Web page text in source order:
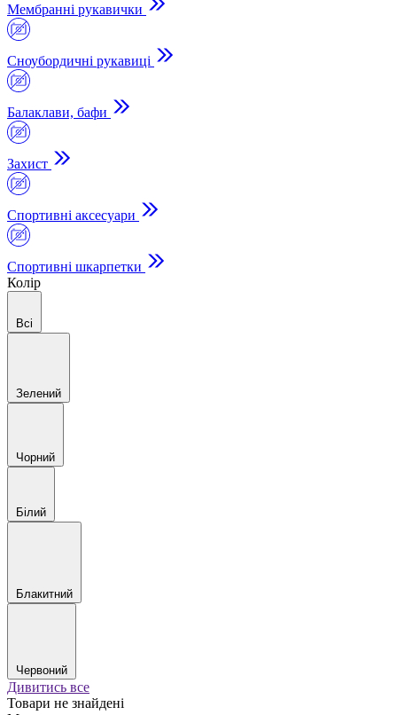
Мембранні рукавички
Сноубордичні рукавиці
Балаклави, бафи
Захист
Спортивні аксесуари
Спортивні шкарпетки
Колір
Всі
Зелений
Чорний
Білий
Блакитний
Червоний
Дивитись все
Товари не знайдені